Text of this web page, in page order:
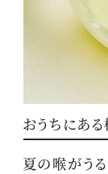
おうちにあ
夏の喉がう